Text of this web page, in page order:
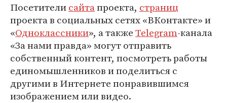
Посетителисайтапроекта, страниц
проекта в социальных сетях «ВКонтакте» и
«Одноклассники», а такжеTelegram-канала
«За нами правда» могут отправить
собственный контент, посмотреть работы
единомышленников и поделиться с
другими в Интернете понравившимся
изображением или видео.